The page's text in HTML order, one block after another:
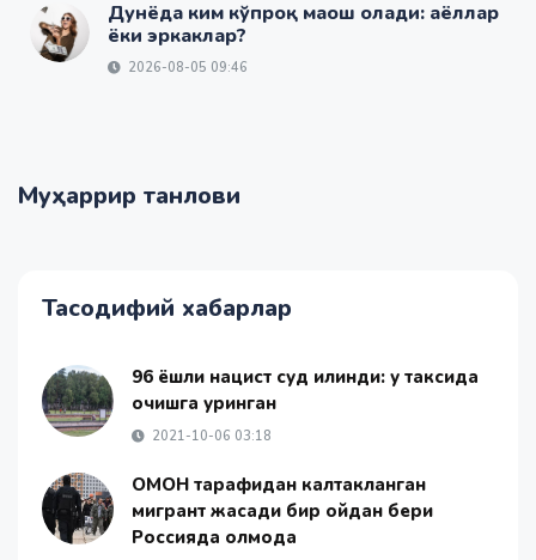
Дунёда ким кўпроқ маош олади: аёллар
ёки эркаклар?
2026-08-05 09:46
Муҳаррир танлови
Тасодифий хабарлар
96 ёшли нацист суд қилинди: у таксида
қочишга уринган
2021-10-06 03:18
ОМОН тарафидан калтакланган
мигрант жасади бир ойдан бери
Россияда қолмоқда